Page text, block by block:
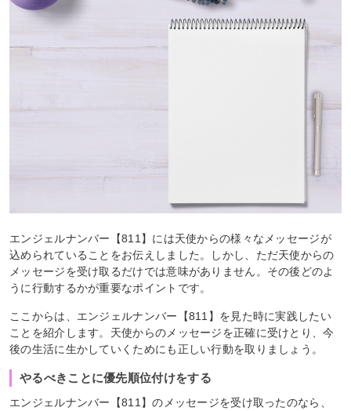
エンジェルナンバー【811】には天使からの様々なメッセージが
込められていることをお伝えしました。しかし、ただ天使からの
メッセージを受け取るだけでは意味がありません。その後どのよ
うに行動するかが重要なポイントです。
ここからは、エンジェルナンバー【811】を見た時に実践したい
ことを紹介します。天使からのメッセージを正確に受けとり、今
後の生活に生かしていくためにも正しい行動を取りましょう。
やるべきことに優先順位付けをする
エンジェルナンバー【811】のメッセージを受け取ったのなら、